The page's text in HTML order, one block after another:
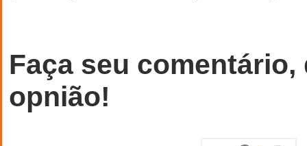
Faça seu comentário,
opnião!